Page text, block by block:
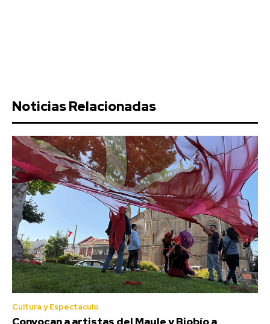
Noticias Relacionadas
Cultura y Espectaculo